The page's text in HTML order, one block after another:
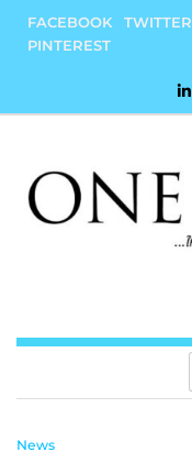
content
FACEBOOK TWITTER
PINTEREST
News